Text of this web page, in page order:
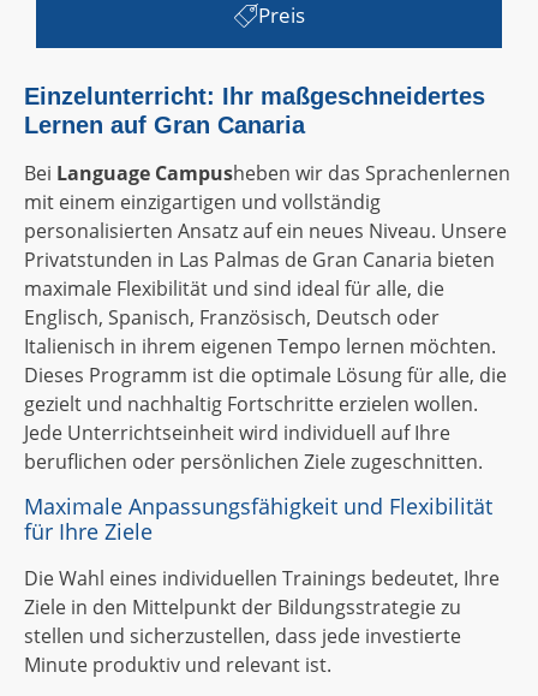
Preis
Einzelunterricht: Ihr maßgeschneidertes
Lernen auf Gran Canaria
Bei Language Campusheben wir das Sprachenlernen
mit einem einzigartigen und vollständig
personalisierten Ansatz auf ein neues Niveau. Unsere
Privatstunden in Las Palmas de Gran Canaria bieten
maximale Flexibilität und sind ideal für alle, die
Englisch, Spanisch, Französisch, Deutsch oder
Italienisch in ihrem eigenen Tempo lernen möchten.
Dieses Programm ist die optimale Lösung für alle, die
gezielt und nachhaltig Fortschritte erzielen wollen.
Jede Unterrichtseinheit wird individuell auf Ihre
beruflichen oder persönlichen Ziele zugeschnitten.
Maximale Anpassungsfähigkeit und Flexibilität
für Ihre Ziele
Die Wahl eines individuellen Trainings bedeutet, Ihre
Ziele in den Mittelpunkt der Bildungsstrategie zu
stellen und sicherzustellen, dass jede investierte
Minute produktiv und relevant ist.